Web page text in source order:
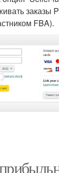
заказы
FBA).